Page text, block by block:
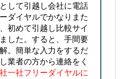
して引越し会社に電話
ダイヤルでかなりまた
初めて引越し比較サイ
した。すると、手間要
。簡単な入力をするだ
業者の方から連絡をく
一社フリーダイヤルに